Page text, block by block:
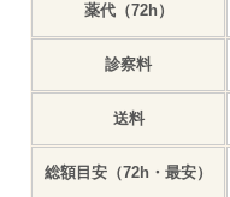
薬代（72h）
診察料
送料
総額目安（72h・最安）